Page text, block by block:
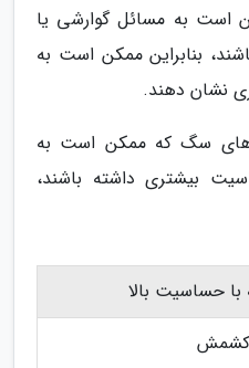
است به مسائل گوارشی یا
بنابراین ممکن است به
نشان دهند.
سگ که ممکن است به
بیشتری داشته باشند،
با حساسیت بالا
کشمش